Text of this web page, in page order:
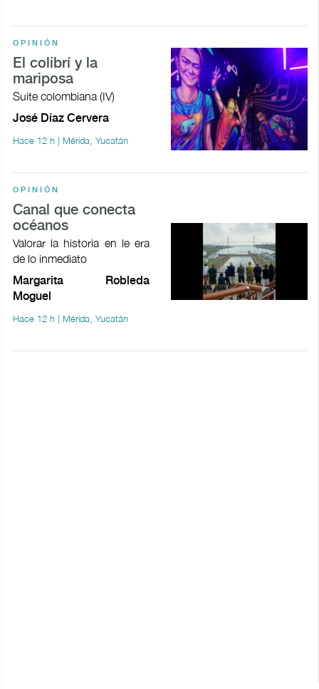
OPINIÓN
El colibrí y la
mariposa
Suite colombiana (IV)
José Díaz Cervera
Hace 12 h | Mérida, Yucatán
OPINIÓN
Canal que conecta
océanos
Valorar la historia en le era
de lo inmediato
Margarita Robleda
Moguel
Hace 12 h | Mérida, Yucatán